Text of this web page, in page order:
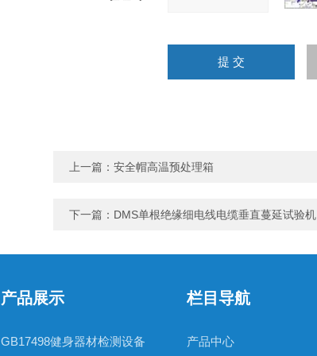
上一篇： 安全帽高温预处理箱
下一篇： DMS单根绝缘细电线电缆垂直蔓延试验机
产品展示
GB17498健身器材检测设备
栏目导航
产品中心